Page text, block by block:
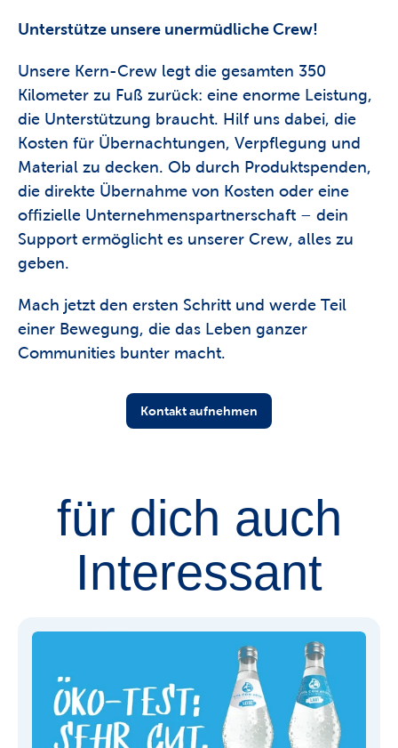
Unterstütze unsere unermüdliche Crew!
Unsere Kern-Crew legt die gesamten 350
Kilometer zu Fuß zurück: eine enorme Leistung,
die Unterstützung braucht. Hilf uns dabei, die
Kosten für Übernachtungen, Verpflegung und
Material zu decken. Ob durch Produktspenden,
die direkte Übernahme von Kosten oder eine
offizielle Unternehmenspartnerschaft – dein
Support ermöglicht es unserer Crew, alles zu
geben.
Mach jetzt den ersten Schritt und werde Teil
einer Bewegung, die das Leben ganzer
Communities bunter macht.
Kontakt aufnehmen
für dich auch
Interessant